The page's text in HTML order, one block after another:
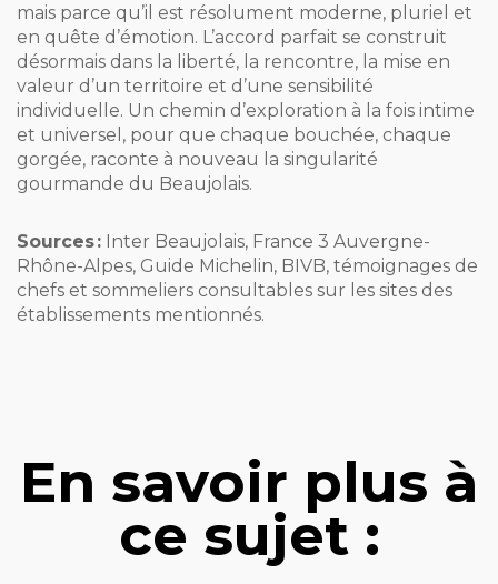
mais parce qu’il est résolument moderne, pluriel et
en quête d’émotion. L’accord parfait se construit
désormais dans la liberté, la rencontre, la mise en
valeur d’un territoire et d’une sensibilité
individuelle. Un chemin d’exploration à la fois intime
et universel, pour que chaque bouchée, chaque
gorgée, raconte à nouveau la singularité
gourmande du Beaujolais.
Sources : Inter Beaujolais, France 3 Auvergne-
Rhône-Alpes, Guide Michelin, BIVB, témoignages de
chefs et sommeliers consultables sur les sites des
établissements mentionnés.
En savoir plus à
ce sujet :